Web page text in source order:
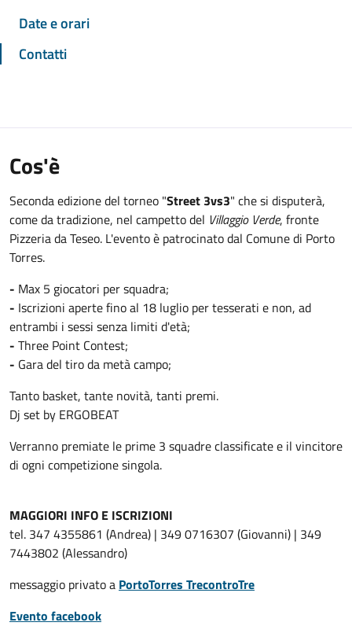
Date e orari
Contatti
Cos'è
Seconda edizione del torneo "Street 3vs3" che si disputerà,
come da tradizione, nel campetto del Villaggio Verde, fronte
Pizzeria da Teseo. L'evento è patrocinato dal Comune di Porto
Torres.
- Max 5 giocatori per squadra;
- Iscrizioni aperte fino al 18 luglio per tesserati e non, ad
entrambi i sessi senza limiti d'età;
- Three Point Contest;
- Gara del tiro da metà campo;
Tanto basket, tante novità, tanti premi.
Dj set by ERGOBEAT
Verranno premiate le prime 3 squadre classificate e il vincitore
di ogni competizione singola.
MAGGIORI INFO E ISCRIZIONI
tel. 347 4355861 (Andrea) | 349 0716307 (Giovanni) | 349
7443802 (Alessandro)
messaggio privato a PortoTorres TrecontroTre
Evento facebook